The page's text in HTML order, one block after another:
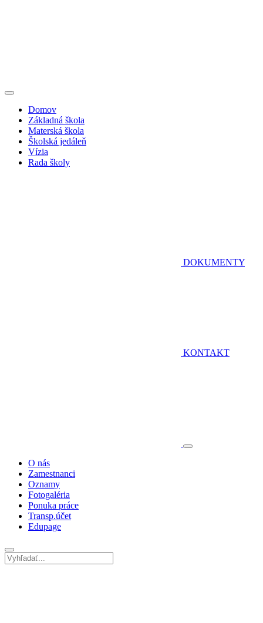
Domov
Základná škola
Materská škola
Školská jedáleň
Vízia
Rada školy
DOKUMENTY
KONTAKT
O nás
Zamestnanci
Oznamy
Fotogaléria
Ponuka práce
Transp.účet
Edupage